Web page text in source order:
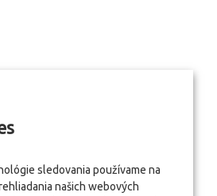
sledovania používame na
našich webových